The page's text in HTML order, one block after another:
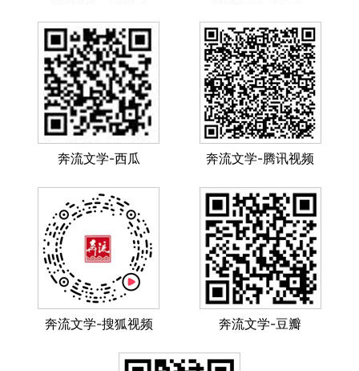
奔流文学-西瓜 奔流文学-腾讯视频
奔流文学-搜狐视频 奔流文学-豆瓣